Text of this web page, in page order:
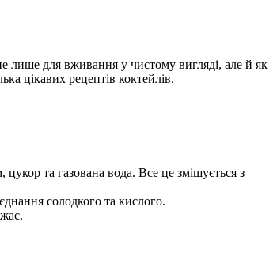
лише для вживання у чистому вигляді, але й як
цікавих рецептів коктейлів.
та газована вода. Все це змішується з
солодкого та кислого.